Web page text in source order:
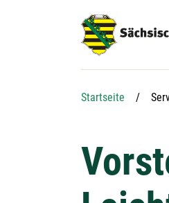
Startseite